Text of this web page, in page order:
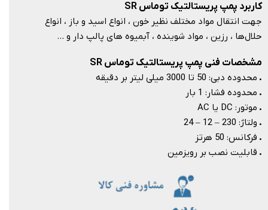
کاربرد پمپ پریستالتیک توماس SR
جهت انتقال مواد مختلف نظیر خون ، انواع اسید و باز ، انواع
حلال‌ها ، رزین ، مواد شوینده ، آبمیوه های پالپ دار و …​​​​​​​
مشخصات فنی پمپ پریستالتیک توماس SR
. محدوده دبی: 50 تا 3000 میلی لیتر بر دقیقه
. محدوده فشار: 1 بار
. موتور: DC یا AC
. ولتاژ: 230 – 12 – 24
. فرکانس: 50 هرتز
. قابلیت نصب بر رویزمین